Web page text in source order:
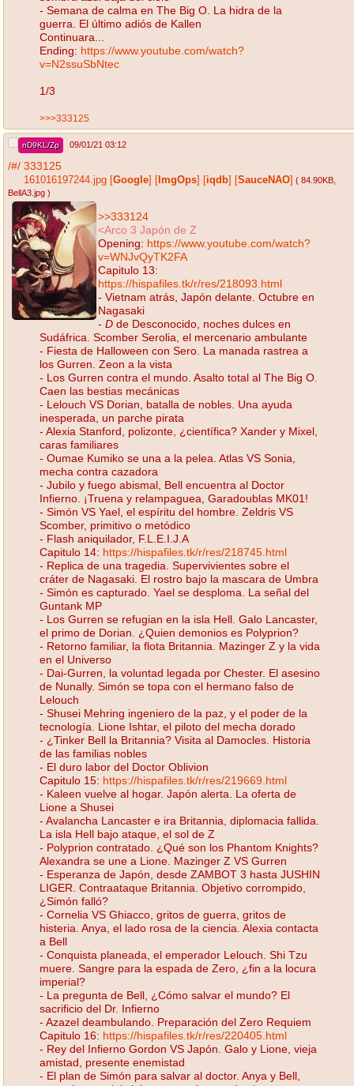
- Semana de calma en The Big O. La hidra de la
guerra. El último adiós de Kallen
Continuara...
Ending: https://www.youtube.com/watch?
v=N2ssuSbNtec
1/3
>>>333125
nD9KL/Zp 09/01/21 03:12
/#/ 333125
161016197244.jpg Google ImgOps iqdb SauceNAO ( 84.90KB
BellA3.jpg )
>>333124
<Arco 3 Japón de Z
Opening: https://www.youtube.com/watch?
v=WNJvQyTK2FA
Capitulo 13:
https://hispafiles.tk/r/res/218093.html
- Vietnam atrás, Japón delante. Octubre en
Nagasaki
- D de Desconocido, noches dulces en
Sudáfrica. Scomber Serolia, el mercenario ambulante
- Fiesta de Halloween con Sero. La manada rastrea a
los Gurren. Zeon a la vista
- Los Gurren contra el mundo. Asalto total al The Big O.
Caen las bestias mecánicas
- Lelouch VS Dorian, batalla de nobles. Una ayuda
inesperada, un parche pirata
- Alexia Stanford, polizonte, ¿científica? Xander y Mixel,
caras familiares
- Oumae Kumiko se una a la pelea. Atlas VS Sonia,
mecha contra cazadora
- Jubilo y fuego abismal, Bell encuentra al Doctor
Infierno. ¡Truena y relampaguea, Garadoublas MK01!
- Simón VS Yael, el espíritu del hombre. Zeldris VS
Scomber, primitivo o metódico
- Flash aniquilador, F.L.E.I.J.A
Capitulo 14: https://hispafiles.tk/r/res/218745.html
- Replica de una tragedia. Supervivientes sobre el
cráter de Nagasaki. El rostro bajo la mascara de Umbra
- Simón es capturado. Yael se desploma. La señal del
Guntank MP
- Los Gurren se refugian en la isla Hell. Galo Lancaster,
el primo de Dorian. ¿Quien demonios es Polyprion?
- Retorno familiar, la flota Britannia. Mazinger Z y la vida
en el Universo
- Dai-Gurren, la voluntad legada por Chester. El asesino
de Nunally. Simón se topa con el hermano falso de
Lelouch
- Shusei Mehring ingeniero de la paz, y el poder de la
tecnología. Lione Ishtar, el piloto del mecha dorado
- ¿Tinker Bell la Britannia? Visita al Damocles. Historia
de las familias nobles
- El duro labor del Doctor Oblivion
Capitulo 15: https://hispafiles.tk/r/res/219669.html
- Kaleen vuelve al hogar. Japón alerta. La oferta de
Lione a Shusei
- Avalancha Lancaster e ira Britannia, diplomacia fallida.
La isla Hell bajo ataque, el sol de Z
- Polyprion contratado. ¿Qué son los Phantom Knights?
Alexandra se une a Lione. Mazinger Z VS Gurren
- Esperanza de Japón, desde ZAMBOT 3 hasta JUSHIN
LIGER. Contraataque Britannia. Objetivo corrompido,
¿Simón falló?
- Cornelia VS Ghiacco, gritos de guerra, gritos de
histeria. Anya, el lado rosa de la ciencia. Alexia contacta
a Bell
- Conquista planeada, el emperador Lelouch. Shi Tzu
muere. Sangre para la espada de Zero, ¿fin a la locura
imperial?
- La pregunta de Bell, ¿Cómo salvar el mundo? El
sacrificio del Dr. Infierno
- Azazel deambulando. Preparación del Zero Requiem
Capitulo 16: https://hispafiles.tk/r/res/220405.html
- Rey del Infierno Gordon VS Japón. Galo y Lione, vieja
amistad, presente enemistad
- El plan de Simón para salvar al doctor. Anya y Bell,